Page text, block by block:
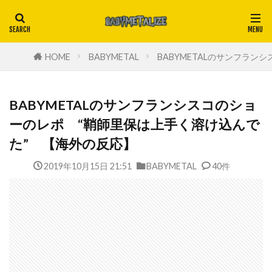
HOME BABYMETAL BABYMETALのサンフラン
BABYMETALのサンフランシスコのショ
ーのレポ “鞘師里保は上手く溶け込んで
た” 【海外の反応】
2019年10月15日 21:51 BABYMETAL 40件